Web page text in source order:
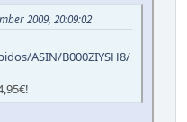
2009, 20:09:02
ASIN/B000ZIYSH8/